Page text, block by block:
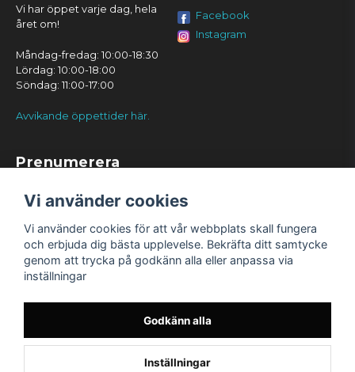
Vi har öppet varje dag, hela
året om!
Måndag-fredag: 10:00-18:30
Lördag: 10:00-18:00
Söndag: 11:00-17:00
Avvikande öppettider här.
Facebook
Instagram
Prenumerera
Vi använder cookies
Vi använder cookies för att vår webbplats skall fungera
och erbjuda dig bästa upplevelse. Bekräfta ditt samtycke
genom att trycka på godkänn alla eller anpassa via
inställningar
Godkänn alla
Inställningar